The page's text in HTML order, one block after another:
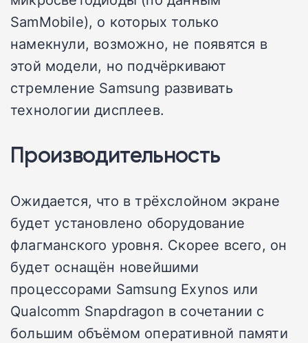
SamMobile), о которых только
намекнули, возможно, не появятся в
этой модели, но подчёркивают
стремление Samsung развивать
технологии дисплеев.
Производительность
Ожидается, что в трёхслойном экране
будет установлено оборудование
флагманского уровня. Скорее всего, он
будет оснащён новейшими
процессорами Samsung Exynos или
Qualcomm Snapdragon в сочетании с
большим объёмом оперативной памяти